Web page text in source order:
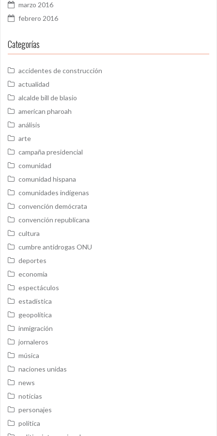
marzo 2016
febrero 2016
Categorías
accidentes de construcción
actualidad
alcalde bill de blasio
american pharoah
análisis
arte
campaña presidencial
comunidad
comunidad hispana
comunidades indígenas
convención demócrata
convención republicana
cultura
cumbre antidrogas ONU
deportes
economía
espectáculos
estadística
geopolítica
inmigración
jornaleros
música
naciones unidas
news
noticias
personajes
política